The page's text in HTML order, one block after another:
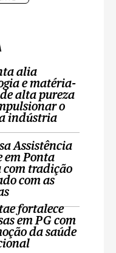
alia
e matéria-
alta pureza
o
indústria
Assistência
em Ponta
com tradição
com as
fortalece
em PG com
da saúde